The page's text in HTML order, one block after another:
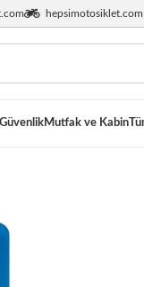
hepsimotosiklet.com
Mutfak ve Kabin